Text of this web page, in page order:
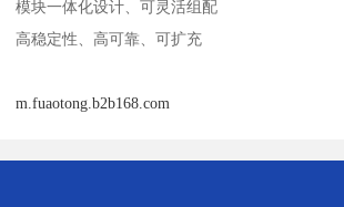
模块一体化设计、可灵活组配
高稳定性、高可靠、可扩充
m.fuaotong.b2b168.com